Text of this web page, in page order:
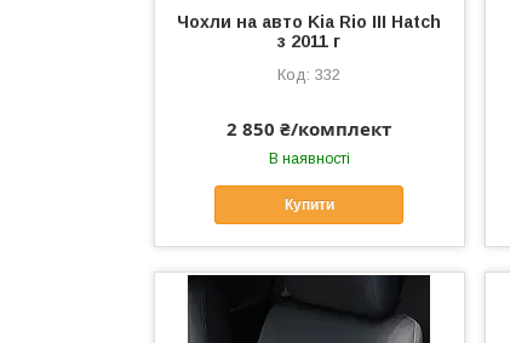
Чохли на авто Kia Rio III Hatch
з 2011 г
332
2 850 ₴/комплект
В наявності
Купити